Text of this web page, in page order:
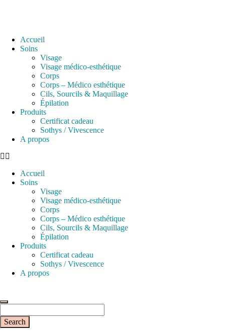
Accueil
Soins
Visage
Visage médico-esthétique
Corps
Corps – Médico esthétique
Cils, Sourcils & Maquillage
Épilation
Produits
Certificat cadeau
Sothys / Vivescence
A propos
Accueil
Soins
Visage
Visage médico-esthétique
Corps
Corps – Médico esthétique
Cils, Sourcils & Maquillage
Épilation
Produits
Certificat cadeau
Sothys / Vivescence
A propos